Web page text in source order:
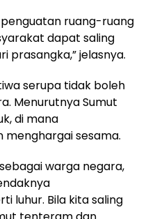
ruang-ruang
dapat saling
prasangka,” jelasnya.
serupa tidak boleh
Menurutnya Sumut
di mana
sesama.
warga negara,
luhur. Bila kita saling